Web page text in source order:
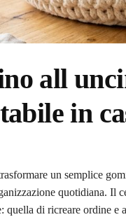
all
in
un semplice
quotidiana.
quella di ricreare ordine